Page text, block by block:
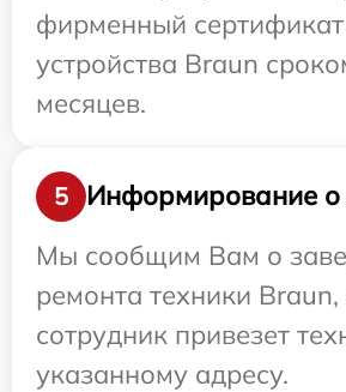
фирменный
устройства Braun
месяцев.
5
Информирование о
Мы сообщим Вам о
ремонта техники
сотрудник привезет
указанному адресу.